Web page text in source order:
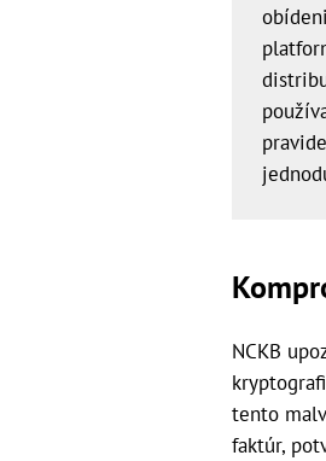
NCKB
tento
faktúr,